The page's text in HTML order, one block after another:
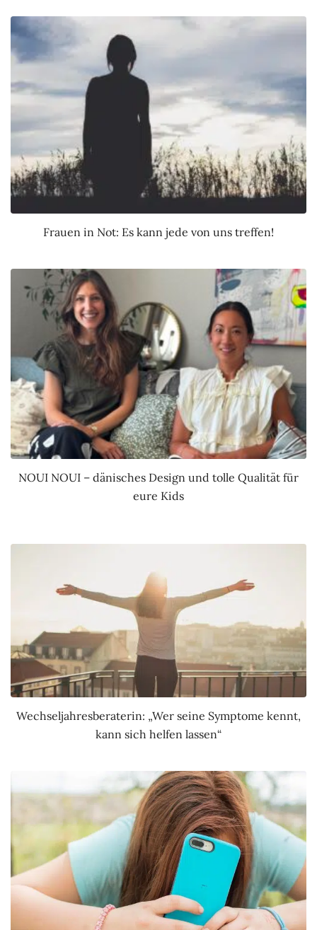
Frauen in Not: Es kann jede von uns treffen!
NOUI NOUI – dänisches Design und tolle Qualität für
eure Kids
Wechseljahresberaterin: „Wer seine Symptome kennt,
kann sich helfen lassen“